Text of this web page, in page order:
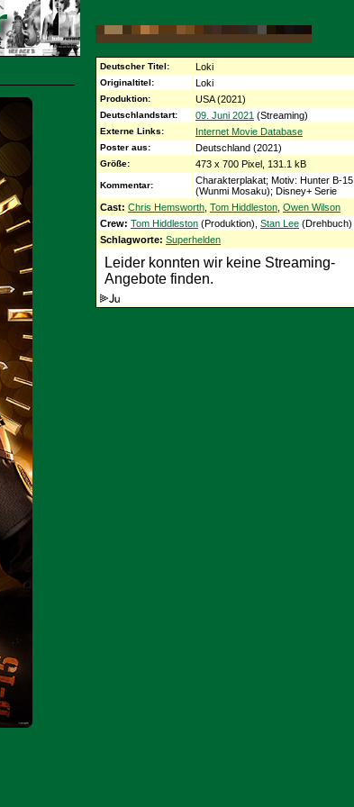
Deutscher Titel: Loki
Originaltitel: Loki
Produktion: USA (2021)
Deutschlandstart: 09. Juni 2021 (Streaming)
Externe Links: Internet Movie Database
Poster aus: Deutschland (2021)
Größe: 473 x 700 Pixel, 131.1 kB
Kommentar:
Charakterplakat; Motiv: Hunter B-15
(Wunmi Mosaku); Disney+ Serie
Cast: Chris Hemsworth Tom Hiddleston Owen Wilson
Crew: Tom Hiddleston (Produktion), Stan Lee (Drehbuch)
Schlagworte: Superhelden